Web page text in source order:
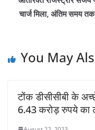
चार्ज मिला, अंतिम समय
You May
टोंक डीसीसीबी के
6.43 करोड़ रुपये का